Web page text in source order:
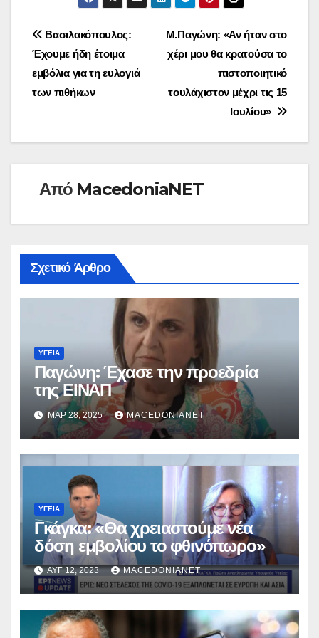
Πλοήγηση
άρθρων
Μ.Παγώνη: «Αν ήταν στο
χέρι μου θα κρατούσα το
πιστοποιητικό
τουλάχιστον μέχρι τις 15
Ιουλίου»
Βασιλακόπουλος:
Έχουμε ήδη έτοιμα
εμβόλια για τη ευλογιά
των πιθήκων
Από MacedoniaNET
Σχετικό Άρθρο
ΥΓΕΊΑ
Παγώνη: Έχασε την προεδρία
της ΕΙΝΑΠ
ΜΑΡ 28, 2025 MACEDONIANET
ΥΓΕΊΑ
Γκάγκα: «Θα χρειαστούμε νέα
δόση εμβολίου το φθινόπωρο»
ΑΥΓ 12, 2023 MACEDONIANET